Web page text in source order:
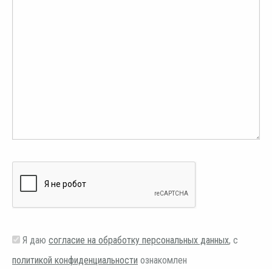
Я даю согласие на обработку персональных данных, с
политикой конфиденциальности ознакомлен